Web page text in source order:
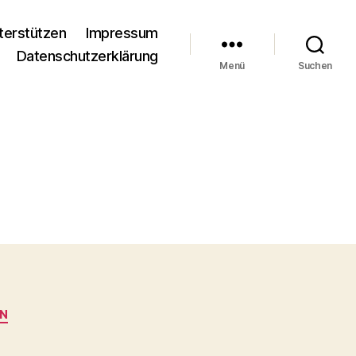
Impressum
Datenschutzerklärung
Menü Suchen